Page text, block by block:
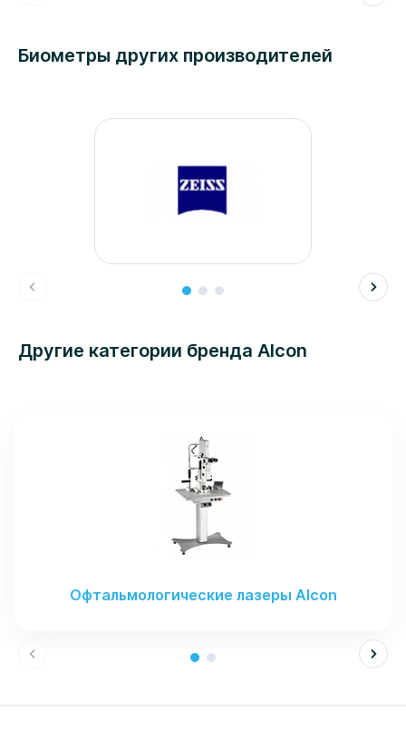
Биометры других производителей
Другие категории бренда Alcon
Офтальмологические лазеры Alcon